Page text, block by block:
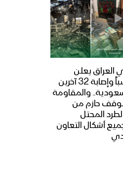
العراق يعلن
استشهاد 20 منتسباً وإصابة 32 آخرين
والمقاومة
حازم من
لطرد المحتل
أشكال التعاون